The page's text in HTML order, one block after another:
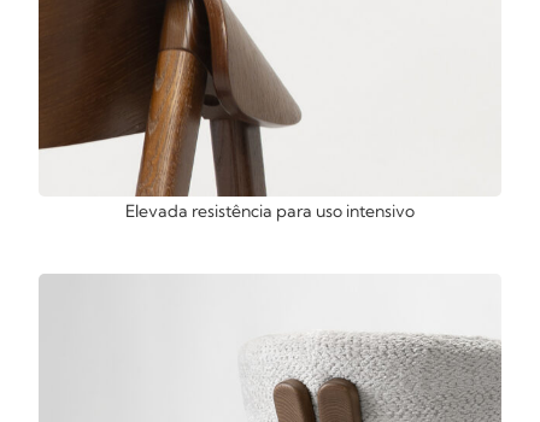
Elevada resistência para uso intensivo